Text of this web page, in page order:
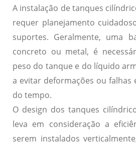
A instalação de tanques
requer planejamento
suportes. Geralmente, uma
concreto ou metal, é
peso do tanque e do líquido
a evitar deformações ou
do tempo.
O design dos tanques
leva em consideração a
serem instalados